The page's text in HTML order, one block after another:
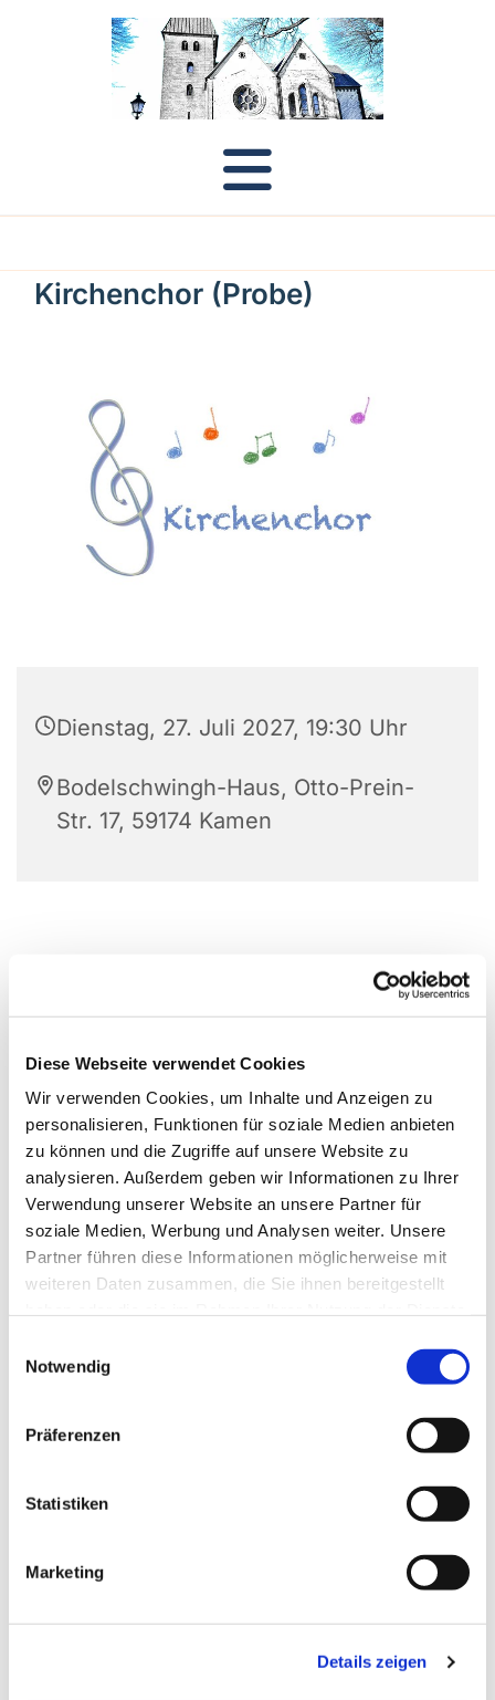
Diese Webseite verwendet Cookies
Wir verwenden Cookies, um Inhalte und Anzeigen zu
personalisieren, Funktionen für soziale Medien anbieten
zu können und die Zugriffe auf unsere Website zu
analysieren. Außerdem geben wir Informationen zu Ihrer
Verwendung unserer Website an unsere Partner für
soziale Medien, Werbung und Analysen weiter. Unsere
Partner führen diese Informationen möglicherweise mit
weiteren Daten zusammen, die Sie ihnen bereitgestellt
Notwendig
Präferenzen
Statistiken
Marketing
Details zeigen
Kirchenchor (Probe)
Dienstag, 27. Juli 2027, 19:30 Uhr
Bodelschwingh-Haus, Otto-Prein-
Str. 17, 59174 Kamen
Dies könnte Sie auch